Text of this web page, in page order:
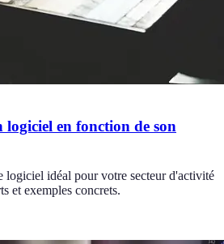
en fonction de son
logiciel idéal pour votre secteur d'activité
et exemples concrets.